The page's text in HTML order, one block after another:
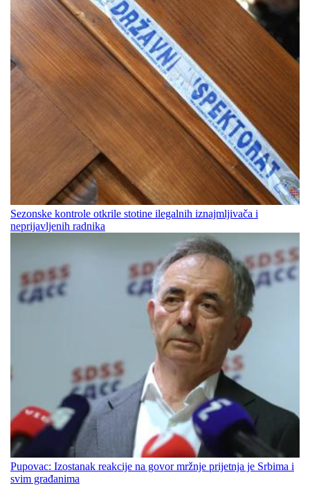
Sezonske kontrole otkrile stotine ilegalnih iznajmljivača i
neprijavljenih radnika
Pupovac: Izostanak reakcije na govor mržnje prijetnja je Srbima i
svim građanima